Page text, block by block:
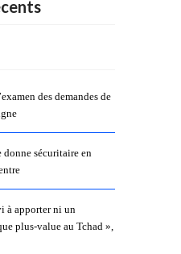
des demandes de
sécuritaire en
à apporter ni un
plus-value au Tchad »,